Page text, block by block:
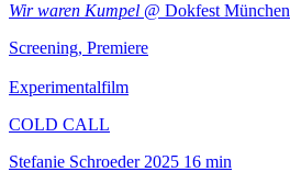
Wir waren Kumpel @ Dokfest München
Screening, Premiere
Experimentalfilm
COLD CALL
Stefanie Schroeder 2025 16 min